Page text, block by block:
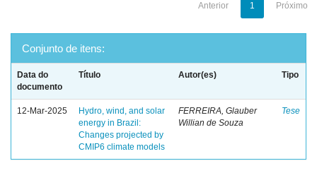
Anterior 1 Próximo
Conjunto de itens:
Data do
documento
Título Autor(es) Tipo
12-Mar-2025
Hydro, wind, and solar
energy in Brazil:
Changes projected by
CMIP6 climate models
FERREIRA, Glauber
Willian de Souza
Tese